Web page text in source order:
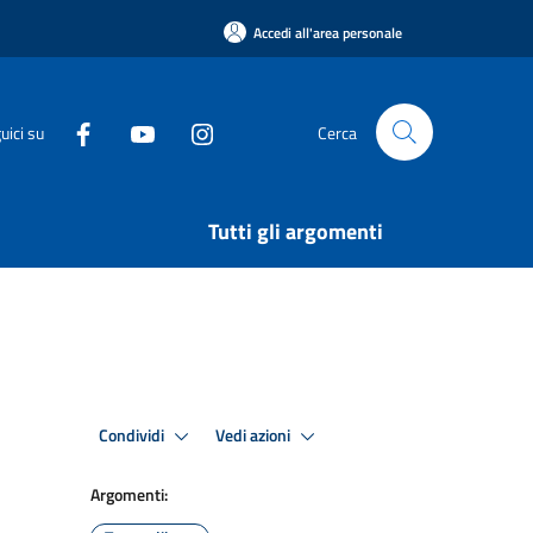
Accedi all'area personale
su Cerca
Tutti gli argomenti
Condividi Vedi azioni
Argomenti: